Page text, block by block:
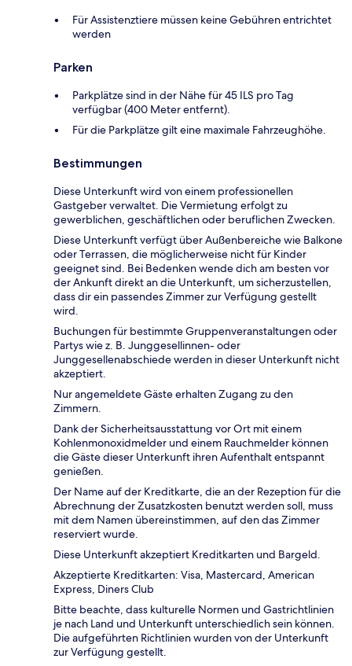
Für Assistenztiere müssen keine Gebühren entrichtet
werden
Parken
Parkplätze sind in der Nähe für 45 ILS pro Tag
verfügbar (400 Meter entfernt).
Für die Parkplätze gilt eine maximale Fahrzeughöhe.
Bestimmungen
Diese Unterkunft wird von einem professionellen
Gastgeber verwaltet. Die Vermietung erfolgt zu
gewerblichen, geschäftlichen oder beruflichen Zwecken.
Diese Unterkunft verfügt über Außenbereiche wie Balkone
oder Terrassen, die möglicherweise nicht für Kinder
geeignet sind. Bei Bedenken wende dich am besten vor
der Ankunft direkt an die Unterkunft, um sicherzustellen,
dass dir ein passendes Zimmer zur Verfügung gestellt
wird.
Buchungen für bestimmte Gruppenveranstaltungen oder
Partys wie z. B. Junggesellinnen- oder
Junggesellenabschiede werden in dieser Unterkunft nicht
akzeptiert.
Nur angemeldete Gäste erhalten Zugang zu den
Zimmern.
Dank der Sicherheitsausstattung vor Ort mit einem
Kohlenmonoxidmelder und einem Rauchmelder können
die Gäste dieser Unterkunft ihren Aufenthalt entspannt
genießen.
Der Name auf der Kreditkarte, die an der Rezeption für die
Abrechnung der Zusatzkosten benutzt werden soll, muss
mit dem Namen übereinstimmen, auf den das Zimmer
reserviert wurde.
Diese Unterkunft akzeptiert Kreditkarten und Bargeld.
Akzeptierte Kreditkarten: Visa, Mastercard, American
Express, Diners Club
Bitte beachte, dass kulturelle Normen und Gastrichtlinien
je nach Land und Unterkunft unterschiedlich sein können.
Die aufgeführten Richtlinien wurden von der Unterkunft
zur Verfügung gestellt.